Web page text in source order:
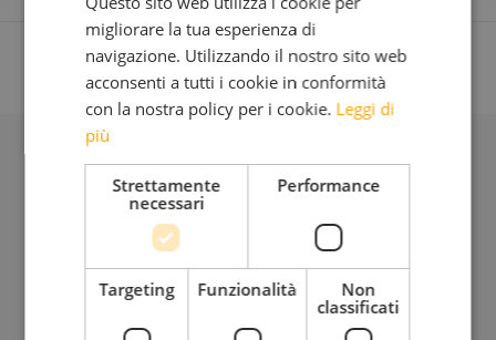
BLOG
Iscriviti alla mia Newsletter
migliorare la tua esperienza di
navigazione. Utilizzando il nostro sito web
acconsenti a tutti i cookie in conformità
con la nostra policy per i cookie. Leggi di
più
Strettamente
necessari
Performance
Targeting Funzionalità
Non
classificati